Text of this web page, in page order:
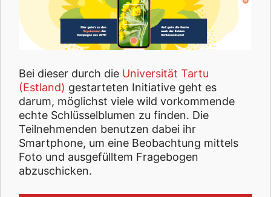
Bei dieser durch die Universität Tartu
(Estland) gestarteten Initiative geht es
darum, möglichst viele wild vorkommende
echte Schlüsselblumen zu finden. Die
Teilnehmenden benutzen dabei ihr
Smartphone, um eine Beobachtung mittels
Foto und ausgefülltem Fragebogen
abzuschicken.